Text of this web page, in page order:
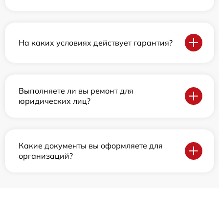
На каких условиях действует гарантия?
Выполняете ли вы ремонт для
юридических лиц?
Какие документы вы оформляете для
организаций?